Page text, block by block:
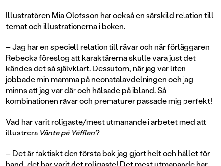
Illustratören Mia Olofsson har också en särskild relation till
temat och illustrationerna i boken.
– Jag har en speciell relation till rävar och när förläggaren
Rebecka föreslog att karaktärerna skulle vara just det
kändes det så självklart. Dessutom, när jag var liten
jobbade min mamma på neonatalavdelningen och jag
minns att jag var där och hälsade på ibland. Så
kombinationen rävar och prematurer passade mig perfekt!
Vad har varit roligaste/mest utmanande i arbetet med att
illustrera Vänta på Våfflan?
– Det är faktiskt den första bok jag gjort helt och hållet för
hand, det har varit det roligaste! Det mest utmanande har